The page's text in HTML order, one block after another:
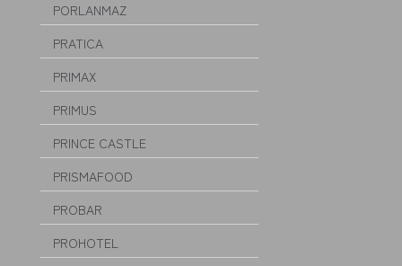
PORLANMAZ
PRATICA
PRIMAX
PRIMUS
PRINCE CASTLE
PRISMAFOOD
PROBAR
PROHOTEL